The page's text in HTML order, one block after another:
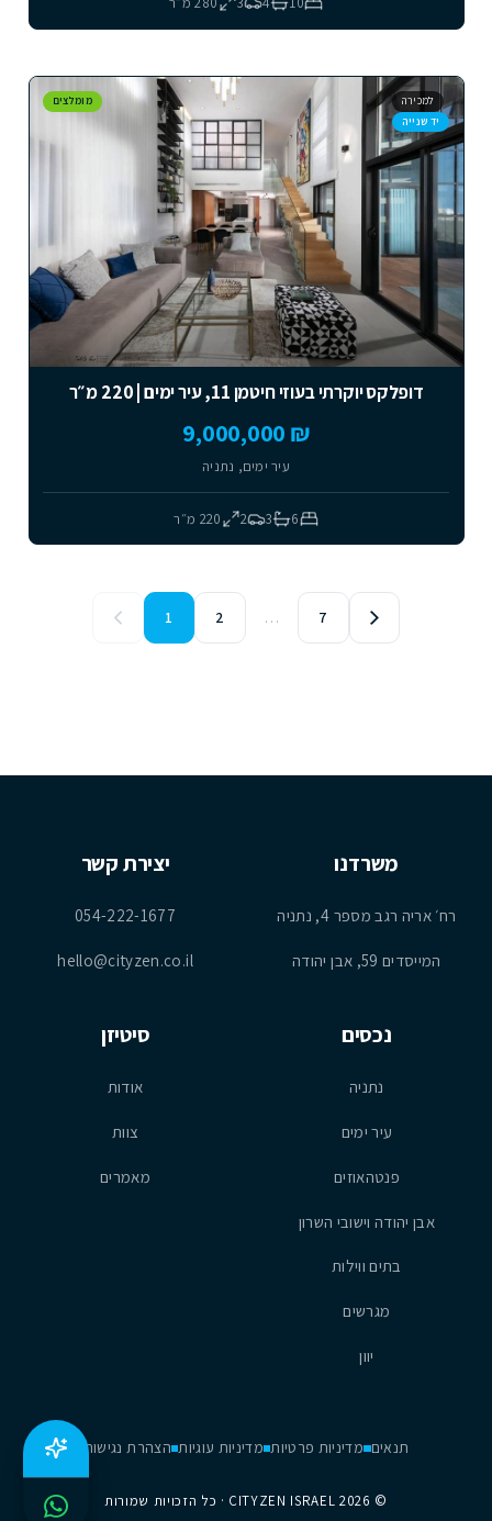
למכירה
יד שנייה
מומלצים
דופלקס יוקרתי בעוזי חיטמן 11, עיר ימים | 220 מ״ר
₪ 9,000,000
עיר ימים, נתניה
6
3
2
220 מ״ר
1 2 … 7
משרדנו
רח׳ אריה רגב מספר 4, נתניה
המייסדים 59, אבן יהודה
יצירת קשר
054-222-1677
hello@cityzen.co.il
נכסים
נתניה
עיר ימים
פנטהאוזים
אבן יהודה וישובי השרון
בתים ווילות
מגרשים
יוון
סיטיזן
אודות
צוות
מאמרים
תנאים מדיניות פרטיות מדיניות עוגיות הצהרת נגישות
©
2026